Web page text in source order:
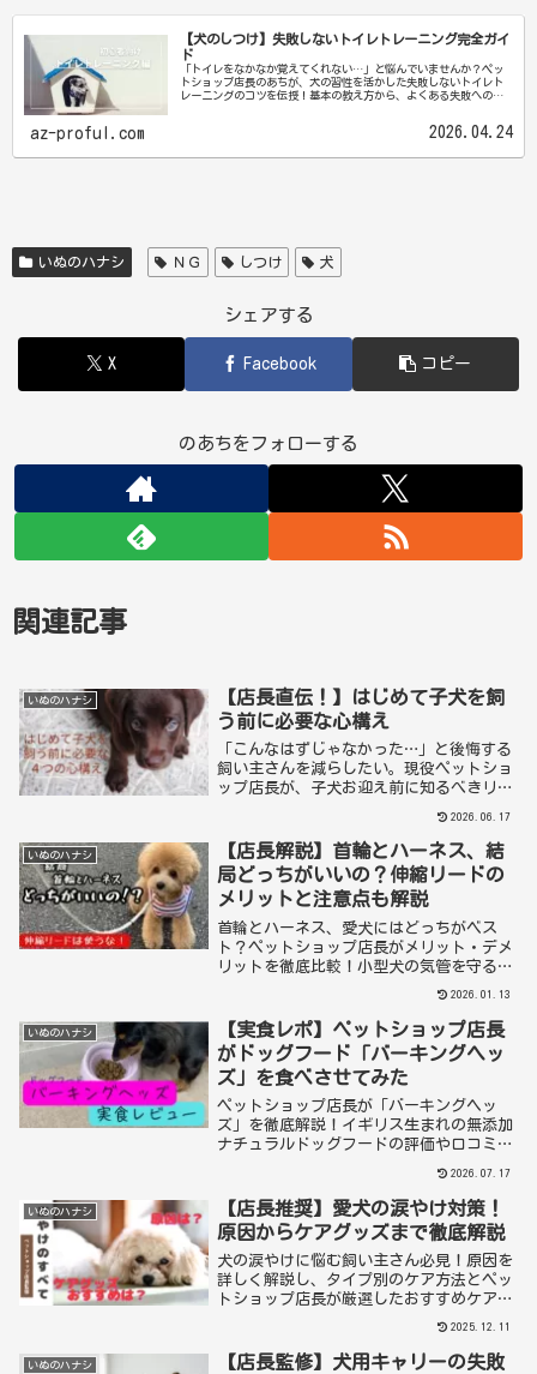
【犬のしつけ】失敗しないトイレトレーニング完全ガイ
ド
「トイレをなかなか覚えてくれない…」と悩んでいませんか？ペッ
トショップ店長のあちが、犬の習性を活かした失敗しないトイレト
レーニングのコツを伝授！基本の教え方から、よくある失敗への対
az-proful.com 2026.04.24
いぬのハナシ ＮＧ しつけ 犬
シェアする
X Facebook コピー
のあちをフォローする
関連記事
いぬのハナシ
【店長直伝！】はじめて子犬を飼
う前に必要な心構え
「こんなはずじゃなかった…」と後悔する
飼い主さんを減らしたい。現役ペットショ
ップ店長が、子犬お迎え前に知るべきリア
DNA相性診断や、しつけの不安を解消する
準備術まで、10年先も笑顔で暮らすための
チェックリストです。
2026.06.17
いぬのハナシ
【店長解説】首輪とハーネス、結
局どっちがいいの？伸縮リードの
メリットと注意点も解説
首輪とハーネス、愛犬にはどっちがベス
ト？ペットショップ店長がメリット・デメ
リットを徹底比較！小型犬の気管を守る選
び方や、実は危険な伸縮リードの正しい使
い方も解説します。愛犬との散歩を「もっ
と安全で楽しく」するための保存版ガイド
です。
2026.01.13
いぬのハナシ
【実食レポ】ペットショップ店長
がドッグフード「バーキングヘッ
ズ」を食べさせてみた
ペットショップ店長が「バーキングヘッ
ズ」を徹底解説！イギリス生まれの無添加
ナチュラルドッグフードの評価や口コミ、
体重管理・皮膚ケアなど愛犬の悩みに合っ
た選び方と試食レビューも公開。大切な家
族の健康を守る安心フードを見つけません
か？
2026.07.17
いぬのハナシ
【店長推奨】愛犬の涙やけ対策！
原因からケアグッズまで徹底解説
犬の涙やけに悩む飼い主さん必見！原因を
詳しく解説し、タイプ別のケア方法とペッ
トショップ店長が厳選したおすすめケアグ
ッズをご紹介。毎日のケアで愛犬の目元を
清潔に保ち、涙やけのない美しい姿を取り
戻しましょう。
2025.12.11
いぬのハナシ
【店長監修】犬用キャリーの失敗